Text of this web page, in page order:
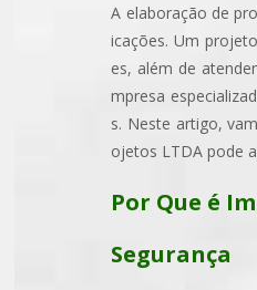
A elaboração de
icações. Um
es, além de
mpresa
s. Neste artigo,
ojetos LTDA pode
Por Que é
Segurança